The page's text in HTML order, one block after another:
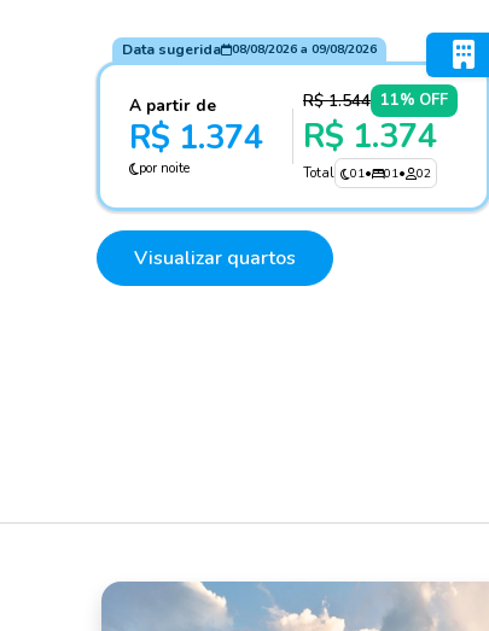
Data sugerida 08/08/2026a 09/08/2026
A partir de
R$ 1.374
por noite
R$ 1.544 11% OFF
R$ 1.374
Total 01• 01• 02
Visualizar quartos